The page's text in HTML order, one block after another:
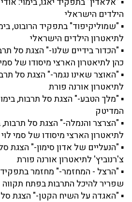
הילדים הישראלי
▪ "שמוליקיפוד" בתפקיד הרובוט,
לתיאטרון הילדים הישראלי
▪ "הכדור בידיים שלנו-" הצגת סל
כהן לתיאטרון הארצי מיסודו של
▪ "האוצר שאינו נגמר-" הצגת סל
לתיאטרון אורנה פורת
▪ "מלך הטבע-" הצגת סל תרבות,
המדיטק
▪ "הצרצר והנמלה-" הצגת סל תרבות,
לתיאטרון הארצי מיסודו של סמי לוי
▪ "הנעליים של אדון סימון-" הצגת
צ'רנוביץ' לתיאטרון אורנה פורת
▪ "הרצל - המחזמר-" מחזמר בתפקיד
שפריר להיכל התרבות בפתח תקווה
▪ "האגדה על השיח הקטן-" הצגת סל